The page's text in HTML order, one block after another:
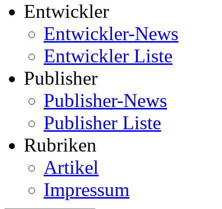
Entwickler
Entwickler-News
Entwickler Liste
Publisher
Publisher-News
Publisher Liste
Rubriken
Artikel
Impressum